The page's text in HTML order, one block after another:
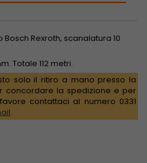
Rexroth, scanalatura 10
Totale 112 metri.
solo il ritiro a mano presso la
concordare la spedizione e per
contattaci al numero 0331
.